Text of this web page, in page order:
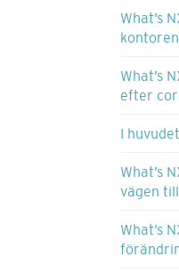
What’s
What’s
efter
I
What’s
vägen
What’s